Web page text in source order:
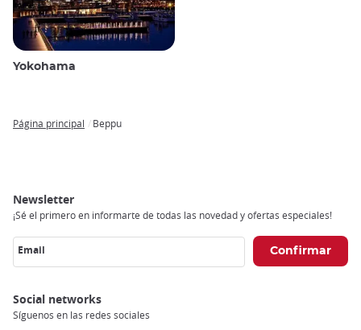
Yokohama
Página principal Beppu
Newsletter
¡Sé el primero en informarte de todas las novedad y ofertas especiales!
Email
Social networks
Síguenos en las redes sociales